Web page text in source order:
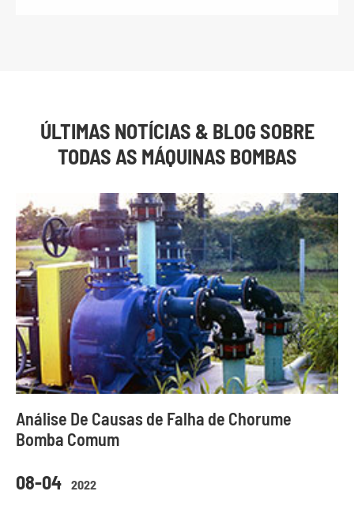
ÚLTIMAS NOTÍCIAS & BLOG SOBRE
TODAS AS MÁQUINAS BOMBAS
08-04 2022
Análise De Causas de Falha de Chorume
Bomba Comum